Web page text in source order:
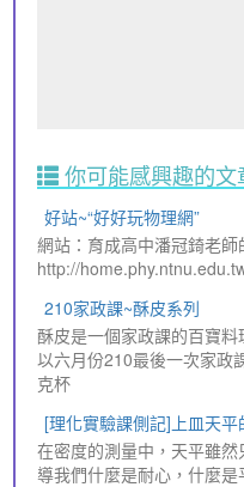
你可能感興趣的文
好站~“好好玩物理網”
網站：育成高中潘冠錡老師
http://
210家政課~酥皮系列
酥皮是一個家政課的百寶
以六月份210最後一次家政
克杯
[理化實驗課側記]上皿天平
在密度的測量中，天平雖
導我們什麼是耐心，什麼是